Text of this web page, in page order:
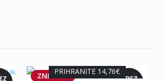
ZNIŽANOPRIHRANITE 14,76€